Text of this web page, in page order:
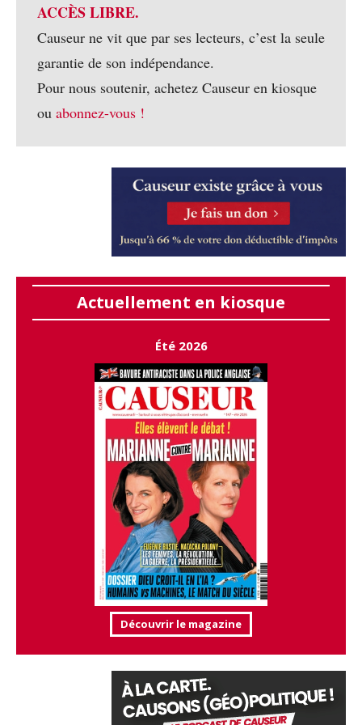
ACCÈS LIBRE.
Causeur ne vit que par ses lecteurs, c’est la seule
garantie de son indépendance.
Pour nous soutenir, achetez Causeur en kiosque
ou abonnez-vous !
Actuellement en kiosque
Été 2026
Découvrir le magazine